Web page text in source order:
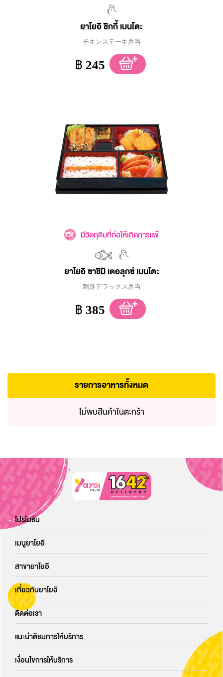
ยาโยอิ ชิกกี้ เบนโตะ
チキンステーキ弁当
฿ 245
มีวัตถุดิบที่ก่อให้เกิดการแพ้
ยาโยอิ ซาชิมิ เดอลุกซ์ เบนโตะ
刺身デラックス弁当
฿ 385
รายการอาหารทั้งหมด
ไม่พบสินค้าในตะกร้า
โปรโมชัน
เมนูยาโยอิ
สาขายาโยอิ
เกี่ยวกับยาโยอิ
ติดต่อเรา
แนะนำติชมการให้บริการ
เงื่อนไขการให้บริการ